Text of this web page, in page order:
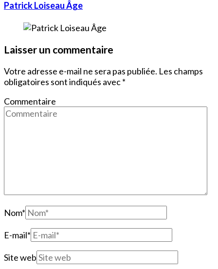
Patrick Loiseau Âge
Laisser un commentaire
Votre adresse e-mail ne sera pas publiée. Les champs
obligatoires sont indiqués avec*
Commentaire
Nom*
E-mail*
Site web